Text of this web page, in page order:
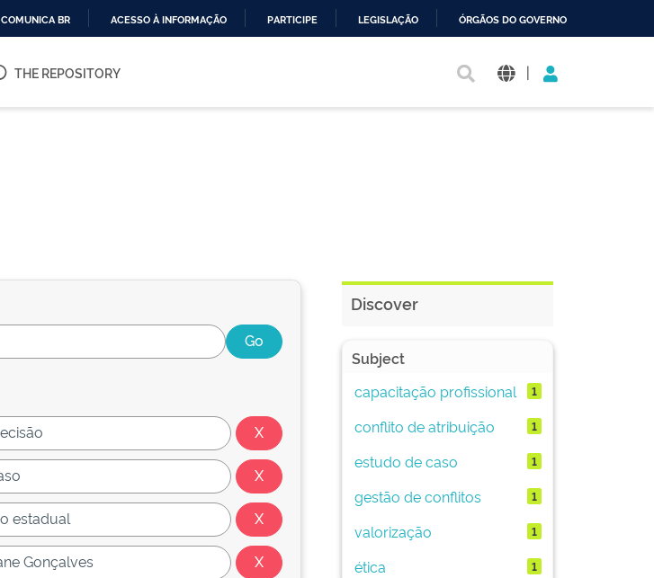
O
COMUNICA BR ACESSO À INFORMAÇÃO PARTICIPE LEGISLAÇÃO ÓRGÃOS DO GOVERNO
THE REPOSITORY |
Discover
Subject
capacitação profissional
1
conflito de atribuição 1
estudo de caso 1
gestão de conflitos 1
valorização 1
ética 1